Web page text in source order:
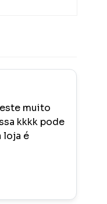
muito
kkkk pode
loja é